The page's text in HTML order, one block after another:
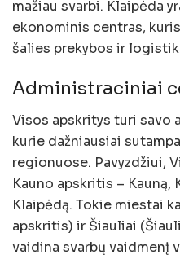
mažiau svarbi. Klaipėda
ekonominis centras,
šalies prekybos ir
Administraciniai
Visos apskritys turi savo
kurie dažniausiai
regionuose. Pavyzdžiui,
Kauno apskritis –
Klaipėdą. Tokie miestai
apskritis) ir Šiauliai
vaidina svarbų vaidmenį